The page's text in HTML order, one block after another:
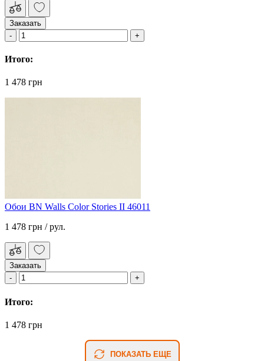
Заказать
Итого:
1 478 грн
Обои BN Walls Color Stories II 46011
1 478 грн / рул.
Заказать
Итого:
1 478 грн
ПОКАЗАТЬ ЕЩЕ